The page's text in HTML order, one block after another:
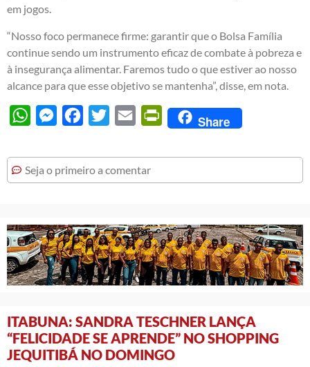
em jogos.
“Nosso foco permanece firme: garantir que o Bolsa Família
continue sendo um instrumento eficaz de combate à pobreza e
à insegurança alimentar. Faremos tudo o que estiver ao nosso
alcance para que esse objetivo se mantenha”, disse, em nota.
WhatsAppMessengerFacebook
Twitter Email PrintFriendly
Share
Seja o primeiro a comentar
ITABUNA: SANDRA TESCHNER LANÇA
“FELICIDADE SE APRENDE” NO SHOPPING
JEQUITIBÁ NO DOMINGO